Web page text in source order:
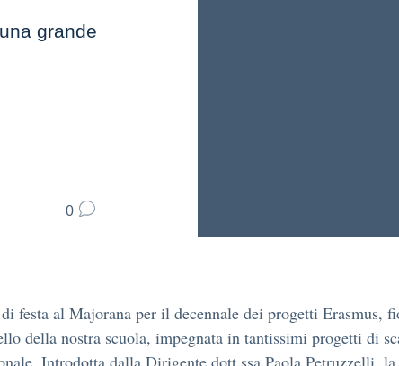
grande
0
festa al Majorana per il decennale dei progetti Erasmus,
della nostra scuola, impegnata in tantissimi progetti di
Introdotta dalla Dirigente dott.ssa Paola Petruzzelli,